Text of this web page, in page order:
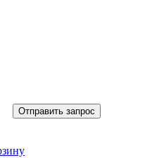
Отправить запрос